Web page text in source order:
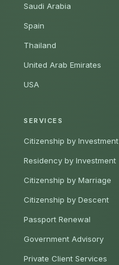
Saudi Arabia
Spain
Thailand
United Arab Emirates
USA
SERVICES
Citizenship by Investment
Residency by Investment
Citizenship by Marriage
Citizenship by Descent
Passport Renewal
Government Advisory
Private Client Services